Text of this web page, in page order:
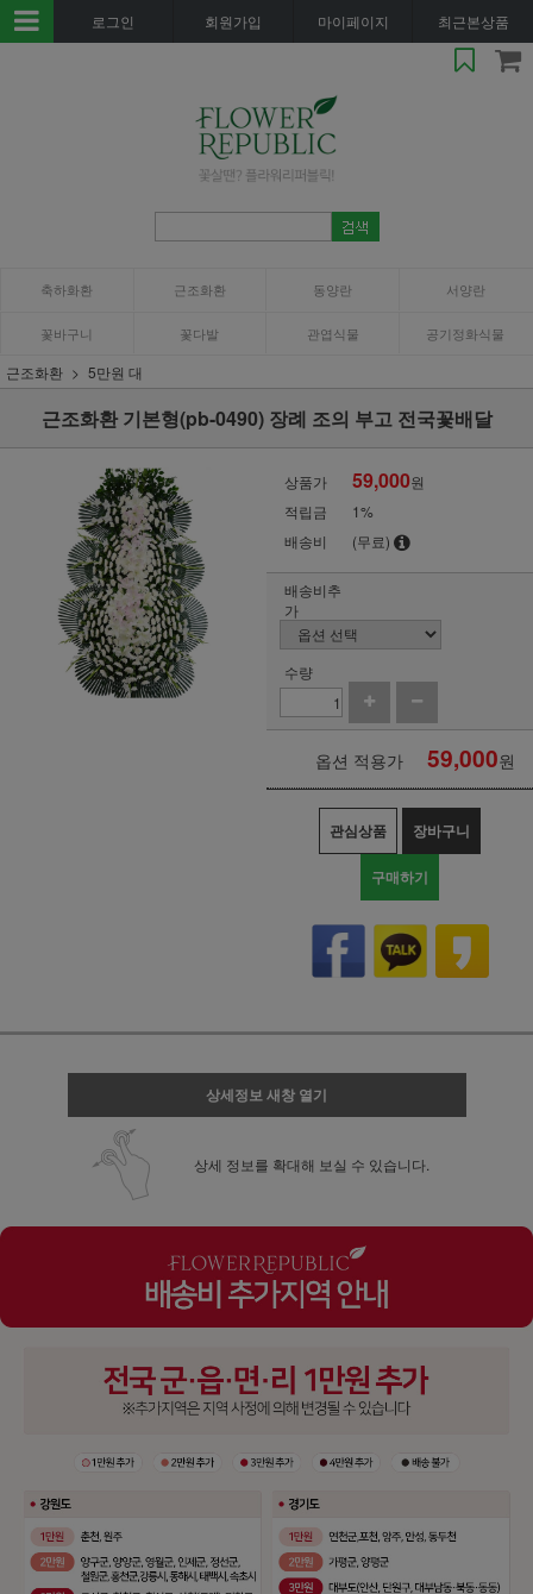
로그인 회원가입 마이페이지 최근본상품
축하화환 근조화환 동양란 서양란
꽃바구니 꽃다발 관엽식물 공기정화식물
근조화환 5만원 대
근조화환 기본형(pb-0490) 장례 조의 부고 전국꽃배달
상품가 59,000원
적립금
1%
배송비
(무료)
배송비추
가
수량
옵션 적용가 59,000원
관심상품 장바구니
구매하기
상세정보 새창 열기
상세 정보를 확대해 보실 수 있습니다.